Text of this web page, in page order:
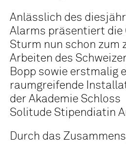
Anlässlich des
Alarms präsentiert die
Sturm nun schon zum
Arbeiten des
Bopp sowie erstmalig
raumgreifende
der Akademie Schloss
Solitude Stipendiatin
Durch das